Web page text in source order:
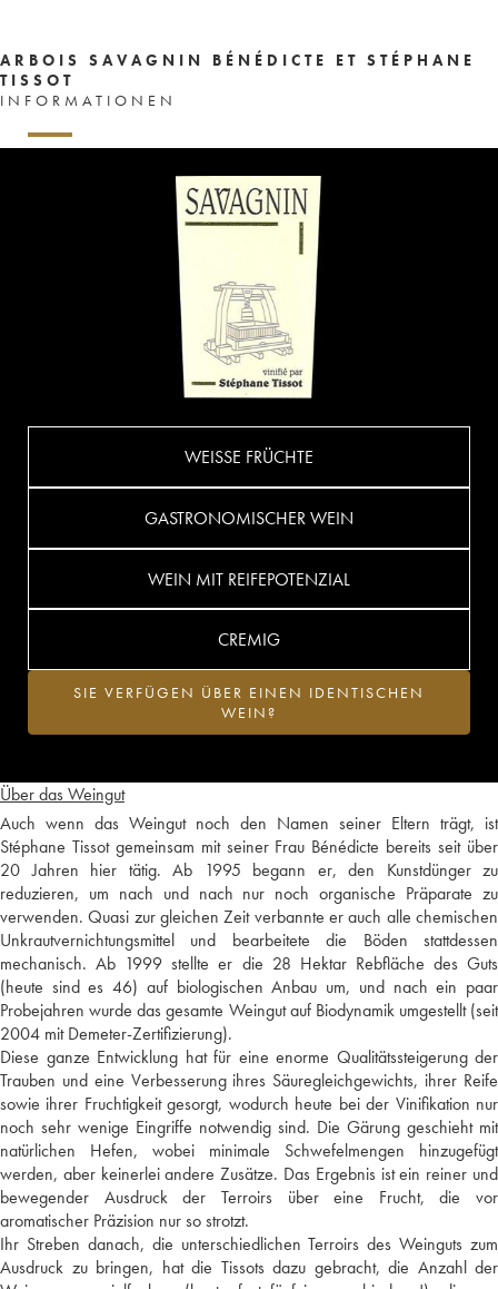
ARBOIS SAVAGNIN BÉNÉDICTE ET STÉPHANE
TISSOT
INFORMATIONEN
Über das Weingut
Auch wenn das Weingut noch den Namen seiner Eltern trägt, ist
Stéphane Tissot gemeinsam mit seiner Frau Bénédicte bereits seit über
20 Jahren hier tätig. Ab 1995 begann er, den Kunstdünger zu
reduzieren, um nach und nach nur noch organische Präparate zu
verwenden. Quasi zur gleichen Zeit verbannte er auch alle chemischen
Unkrautvernichtungsmittel und bearbeitete die Böden stattdessen
mechanisch. Ab 1999 stellte er die 28 Hektar Rebfläche des Guts
(heute sind es 46) auf biologischen Anbau um, und nach ein paar
Probejahren wurde das gesamte Weingut auf Biodynamik umgestellt (seit
2004 mit Demeter-Zertifizierung).
Diese ganze Entwicklung hat für eine enorme Qualitätssteigerung der
Trauben und eine Verbesserung ihres Säuregleichgewichts, ihrer Reife
sowie ihrer Fruchtigkeit gesorgt, wodurch heute bei der Vinifikation nur
noch sehr wenige Eingriffe notwendig sind. Die Gärung geschieht mit
natürlichen Hefen, wobei minimale Schwefelmengen hinzugefügt
werden, aber keinerlei andere Zusätze. Das Ergebnis ist ein reiner und
bewegender Ausdruck der Terroirs über eine Frucht, die vor
aromatischer Präzision nur so strotzt.
Ihr Streben danach, die unterschiedlichen Terroirs des Weinguts zum
Ausdruck zu bringen, hat die Tissots dazu gebracht, die Anzahl der
WEISSE FRÜCHTE
GASTRONOMISCHER WEIN
WEIN MIT REIFEPOTENZIAL
CREMIG
SIE VERFÜGEN ÜBER EINEN IDENTISCHEN
WEIN?